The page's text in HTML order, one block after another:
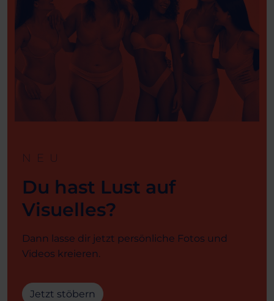
NEU
Du hast Lust auf
Visuelles?
Dann lasse dir jetzt persönliche Fotos und
Videos kreieren.
Jetzt stöbern